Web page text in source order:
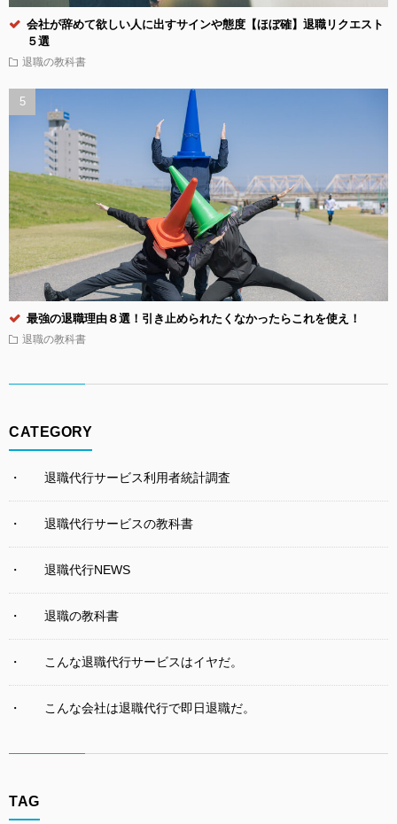
会社が辞めて欲しい人に出すサインや態度【ほぼ確】退職リクエスト
５選
退職の教科書
最強の退職理由８選！引き止められたくなかったらこれを使え！
退職の教科書
CATEGORY
退職代行サービス利用者統計調査
退職代行サービスの教科書
退職代行NEWS
退職の教科書
こんな退職代行サービスはイヤだ。
こんな会社は退職代行で即日退職だ。
TAG